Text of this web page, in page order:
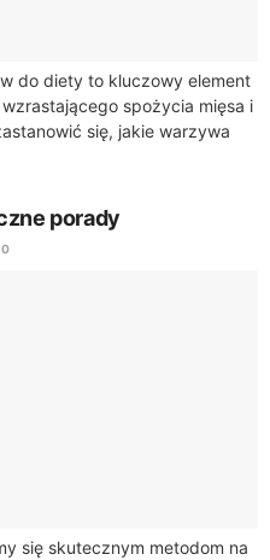
do diety to kluczowy element
spożycia mięsa i
się, jakie warzywa
porady
0
się skutecznym metodom na